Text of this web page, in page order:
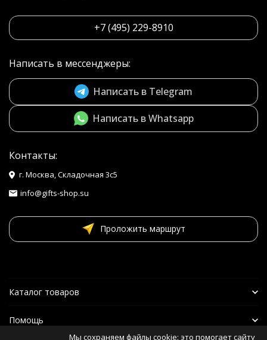
+7 (495) 229-8910
Написать в мессенджеры:
Написать в Telegram
Написать в Whatsapp
Контакты:
г. Москва, Складочная 3с5
info@gifts-shop.su
Проложить маршрут
Каталог товаров
Помощь
Мы сохраняем файлы cookie: это помогает сайту